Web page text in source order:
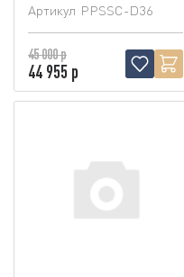
Артикул PPSSC-D36
45 000 р
44 955 р